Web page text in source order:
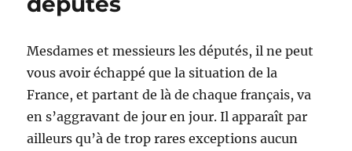
Médiatique
Mesdames et messieurs les députés, il ne peut
vous avoir échappé que la situation de la
France, et partant de là de chaque français, va
en s’aggravant de jour en jour. Il apparaît par
ailleurs qu’à de trop rares exceptions aucun